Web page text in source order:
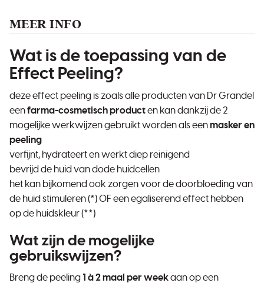
MEER INFO
Wat is de toepassing van de
Effect Peeling?
deze effect peeling is zoals alle producten van Dr Grandel
eenfarma-cosmetisch producten kan dankzij de 2
mogelijke werkwijzen gebruikt worden als eenmasker en
peeling
verfijnt, hydrateert en werkt diep reinigend
bevrijd de huid van dode huidcellen
het kan bijkomend ook zorgen voor de doorbloeding van
de huid stimuleren (*) OF een egaliserend effect hebben
op de huidskleur (**)
Wat zijn de mogelijke
gebruikswijzen?
Breng de peeling1 à 2 maal per weekaan op een